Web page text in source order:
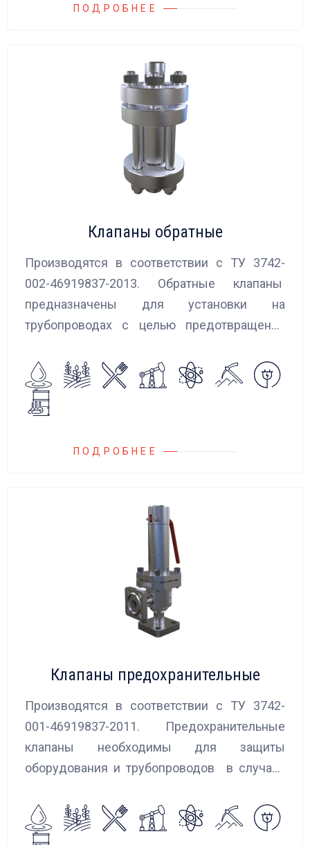
ПОДРОБНЕЕ
Клапаны обратные
Производятся в соответствии с ТУ 3742-
002-46919837-2013. Обратные клапаны
предназначены для установки на
трубопроводах с целью предотвращения
агрессивных жидкостей, эмульсий,
суспензий и пропуска их в прямом
направлении.
ПОДРОБНЕЕ
Клапаны предохранительные
Производятся в соответствии с ТУ 3742-
001-46919837-2011. Предохранительные
клапаны необходимы для защиты
оборудования и трубопроводов в случаях
сброса среды в систему низкого давления.